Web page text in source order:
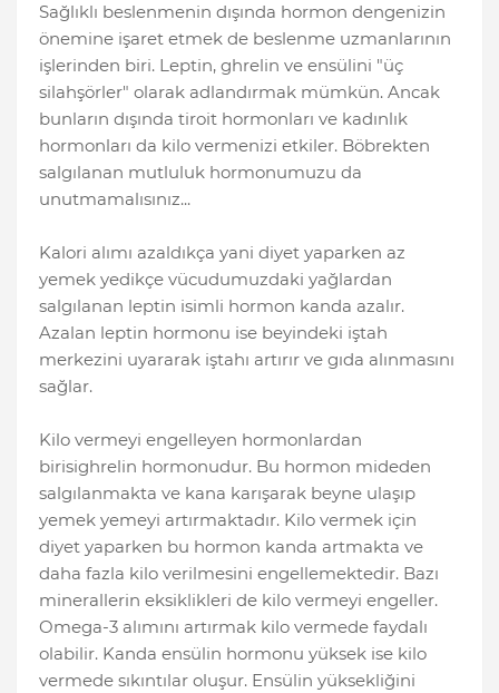
Sağlıklı beslenmenin dışında hormon dengenizin
önemine işaret etmek de beslenme uzmanlarının
işlerinden biri. Leptin, ghrelin ve ensülini "üç
silahşörler" olarak adlandırmak mümkün. Ancak
bunların dışında tiroit hormonları ve kadınlık
hormonları da kilo vermenizi etkiler. Böbrekten
salgılanan mutluluk hormonumuzu da
unutmamalısınız...
Kalori alımı azaldıkça yani diyet yaparken az
yemek yedikçe vücudumuzdaki yağlardan
salgılanan leptin isimli hormon kanda azalır.
Azalan leptin hormonu ise beyindeki iştah
merkezini uyararak iştahı artırır ve gıda alınmasını
sağlar.
Kilo vermeyi engelleyen hormonlardan
birisighrelin hormonudur. Bu hormon mideden
salgılanmakta ve kana karışarak beyne ulaşıp
yemek yemeyi artırmaktadır. Kilo vermek için
diyet yaparken bu hormon kanda artmakta ve
daha fazla kilo verilmesini engellemektedir. Bazı
minerallerin eksiklikleri de kilo vermeyi engeller.
Omega-3 alımını artırmak kilo vermede faydalı
olabilir. Kanda ensülin hormonu yüksek ise kilo
vermede sıkıntılar oluşur. Ensülin yüksekliğini